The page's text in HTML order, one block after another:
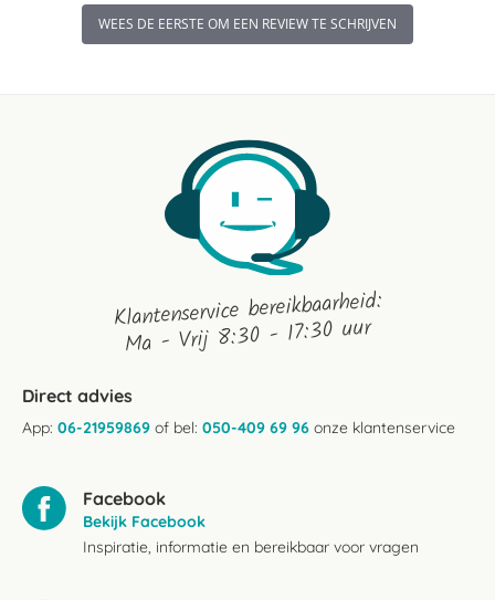
WEES DE EERSTE OM EEN REVIEW TE SCHRIJVEN
Klantenservice bereikbaarheid:
Ma - Vrij 8:30 - 17:30 uur
Direct advies
App: 06-21959869 of bel: 050-409 69 96 onze klantenservice
Facebook
Bekijk Facebook
Inspiratie, informatie en bereikbaar voor vragen